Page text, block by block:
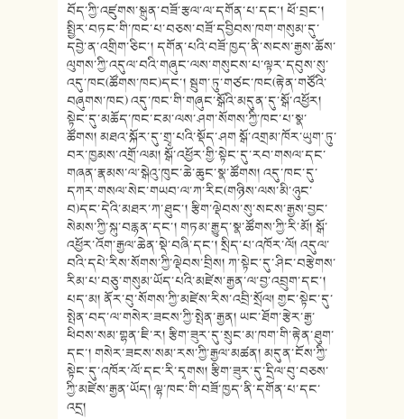
བོད་ཀྱི་འཛུགས་སྐྲུན་བཟོ་རྩལ་ལ་དགོན་པ་དང་། ཕོ་བྲང་།
སྤྱིར་བཏང་གི་ཁང་པ་བཅས་བཟོ་དབྱིབས་ཁག་གསུམ་དུ་
དབྱེ་ན་འགྲིག་ཅིང་། དགོན་པའི་བཟོ་ཁྱད་ནི་སངས་རྒྱས་ཆོས་
ལུགས་ཀྱི་འདུལ་བའི་གཞུང་ལས་གསུངས་པ་ལྟར་དབུས་སུ་
འདུ་ཁང(ཚོགས་ཁང)དང་། སྦུག་ཏུ་གཙང་ཁང(རྟེན་གཙོའི་
བཞུགས་ཁང) འདུ་ཁང་གི་གཞུང་སྒོའི་མདུན་དུ་སྒོ་འཕྱོར།
སྟེང་དུ་མཆོད་ཁང་ངམ་ལས་ཤག་སོགས་ཀྱི་ཁང་པ་སྣ་
ཚོགས། མཐའ་སྐོར་དུ་གྲྭ་པའི་སྡོད་ཤག སྒོ་འགྲམ་ཁོར་ཡུག་ཏུ་
བར་ཁྱམས་འགྲོ་ལམ། སྒོ་འཕྱོར་གྱི་སྟེང་དུ་རབ་གསལ་དང་
གཞན་རྣམས་ལ་སྒེའུ་ཁུང་ཆེ་ཆུང་སྣ་ཚོགས། འདུ་ཁང་དུ་
དཀར་གསལ་སེང་གཡབ་ལ་ཀ་རིང(གཉིས་ལས་མི་ཉུང་
བ)དང་དེའི་མཐར་ཀ་ཐུང་། རྩིག་ལྡེབས་སུ་སངས་རྒྱས་བྱང་
སེམས་ཀྱི་སྐུ་བརྙན་དང་། གཏམ་རྒྱུད་སྣ་ཚོགས་ཀྱི་རི་མོ། སྒོ་
འཕྱོར་འོག་རྒྱལ་ཆེན་སྡེ་བཞི་དང་། སྲིད་པ་འཁོར་ལོ། འདུལ་
བའི་དཔེ་རིས་སོགས་ཀྱི་ལྡེབས་བྲིས། ཀ་སྟེང་དུ་ཤིང་བརྩེགས་
རིམ་པ་བཅུ་གསུམ་ཡོད་པའི་མཛེས་རྒྱན་ལ་བྱ་འབྲུག་དང་།
པད་མ། ནོར་བུ་སོགས་ཀྱི་མཛེས་རིས་འབྲི་སྲོལ། གྱང་སྟེང་དུ་
སྤེན་བད་ལ་གསེར་ཟངས་ཀྱི་སྤེན་རྒྱན། ཡང་ཐོག་རྩེར་རྒྱ་
ཕིབས་སམ་གྷན་ཇི་ར། རྩིག་ཟུར་དུ་སྲུང་མ་ཁག་གི་རྟེན་ཐུག་
དང་། གསེར་ཟངས་སམ་རས་ཀྱི་རྒྱལ་མཚན། མདུན་ངོས་ཀྱི་
སྟེང་དུ་འཁོར་ལོ་དང་རི་དྭགས། རྩིག་ཟུར་དུ་དྲིལ་བུ་བཅས་
ཀྱི་མཛེས་རྒྱན་ཡོད། ལྷ་ཁང་གི་བཟོ་ཁྱད་ནི་དགོན་པ་དང་
འདྲ།